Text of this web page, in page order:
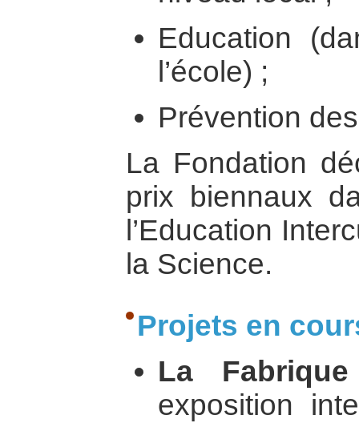
Education
l’école) ;
Prévention
La Fondation
prix biennaux
l’Education
la Science.
Projets en
La
exposition